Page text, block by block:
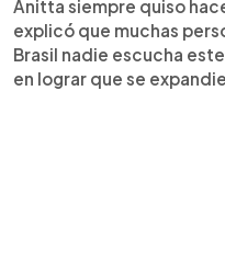
Anitta siempre quiso
explicó que muchas
Brasil nadie escucha
en lograr que se